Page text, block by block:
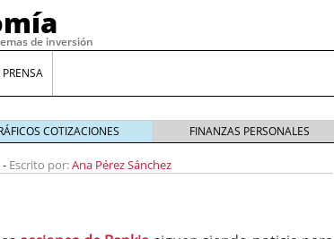
de inversión
COTIZACIONES FINANZAS PERSONALES
- Escrito por:Ana Pérez Sánchez